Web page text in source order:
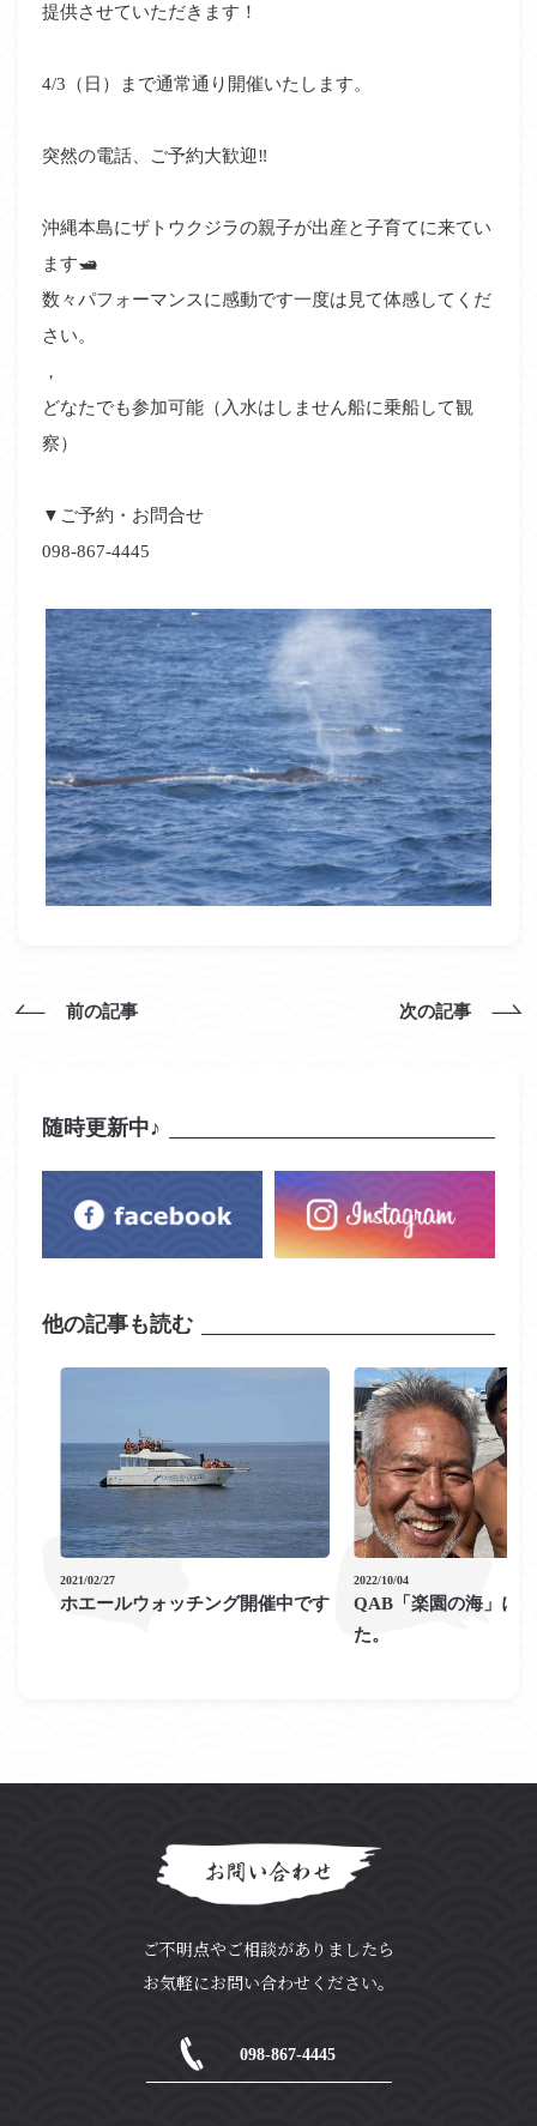
提供させていただきます！
4/3（日）まで通常通り開催いたします。
突然の電話、ご予約大歓迎‼️
沖縄本島にザトウクジラの親子が出産と子育てに来てい
ます🛥
数々パフォーマンスに感動です一度は見て体感してくだ
さい。
，
どなたでも参加可能（入水はしません船に乗船して観
察）
▼ご予約・お問合せ
098-867-4445
前の記事 次の記事
随時更新中♪
他の記事も読む
2021/02/27
ホエールウォッチング開催中です
2022/10/04
QAB「楽園の海」に
た。
お問い合わせ
ご不明点やご相談がありましたら
お気軽にお問い合わせください。
098-867-4445